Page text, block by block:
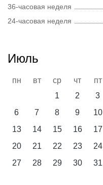
36-часовая неделя
24-часовая неделя
Июль
пн вт ср чт пт
1
2 3
6
7 8 9 10
13
14 15 16 17
20
21 22 23 24
27
28 29 30 31